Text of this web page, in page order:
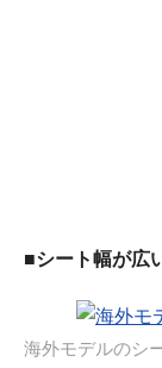
■シート幅が広
海外モデルのシ